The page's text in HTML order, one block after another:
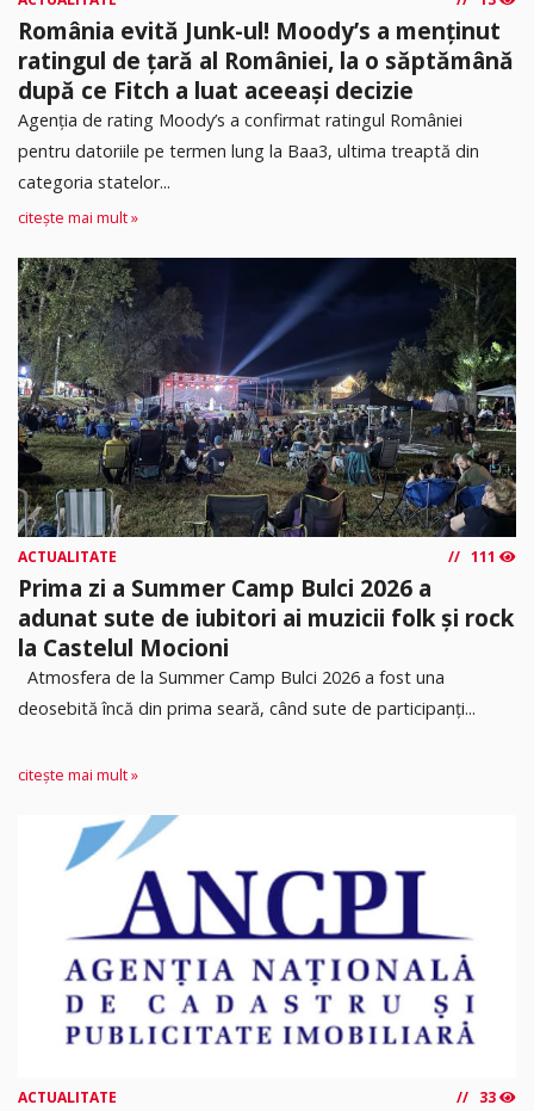
România evită Junk-ul! Moody’s a menținut
ratingul de țară al României, la o săptămână
după ce Fitch a luat aceeași decizie
Agenția de rating Moody’s a confirmat ratingul României
pentru datoriile pe termen lung la Baa3, ultima treaptă din
categoria statelor...
citește mai mult »
ACTUALITATE 111
Prima zi a Summer Camp Bulci 2026 a
adunat sute de iubitori ai muzicii folk și rock
la Castelul Mocioni
Atmosfera de la Summer Camp Bulci 2026 a fost una
deosebită încă din prima seară, când sute de participanți...
citește mai mult »
ACTUALITATE 33